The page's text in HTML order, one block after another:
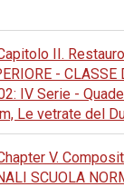
II. Restauro
- CLASSE
IV Serie -
Le vetrate del
V.
SCUOLA